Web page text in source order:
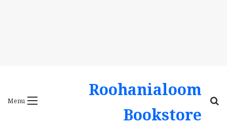
Menu Roohanialoom
Bookstore
Search
for